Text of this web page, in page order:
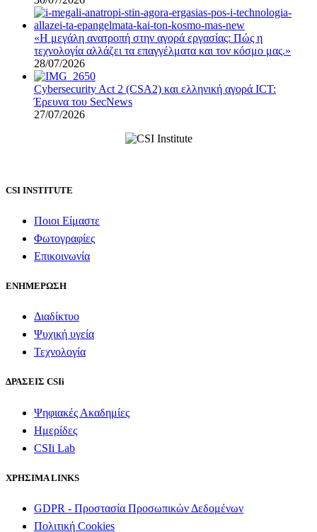
«Η μεγάλη ανατροπή στην αγορά εργασίας: Πώς η
τεχνολογία αλλάζει τα επαγγέλματα και τον κόσμο μας.»
28/07/2026
Cybersecurity Act 2 (CSA2) και ελληνική αγορά ICT:
Έρευνα του SecNews
27/07/2026
CSI INSTITUTE
Ποιοι Είμαστε
Φωτογραφίες
Επικοινωνία
ΕΝΗΜΕΡΩΣΗ
Διαδίκτυο
Ψυχική υγεία
Τεχνολογία
ΔΡΑΣΕΙΣ CSIi
Ψηφιακές Ακαδημίες
Ημερίδες
CSIi Lab
ΧΡΗΣΙΜΑ LINKS
GDPR - Προστασία Προσωπικών Δεδομένων
Πολιτική Cookies